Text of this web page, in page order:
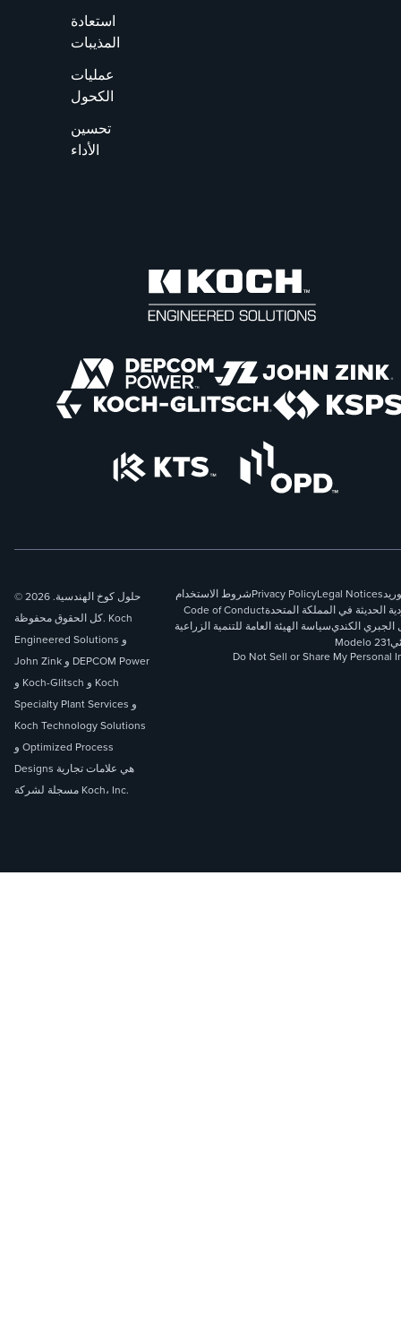
استعادة
المذيبات
عمليات
الكحول
تحسين
الأداء
© 2026 حلول كوخ الهندسية.
كل الحقوق محفوظة. Koch
Engineered Solutions و
John Zink و DEPCOM Power
و Koch-Glitsch و Koch
Specialty Plant Services و
Koch Technology Solutions
و Optimized Process
Designs هي علامات تجارية
مسجلة لشركة Koch، Inc.
شروط الاستخدامPrivacy PolicyLegal Notices
Code of Conductالحديثة في المملكة المتحدة
سياسة الهيئة العامة للتنمية الزراعيةالجبري الكندي
Modelo 231
Do Not Sell or Share My Personal